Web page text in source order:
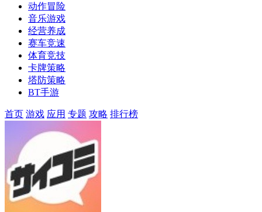
动作冒险
音乐游戏
经营养成
赛车竞速
体育竞技
卡牌策略
塔防策略
BT手游
首页 游戏 应用 专题 攻略 排行榜